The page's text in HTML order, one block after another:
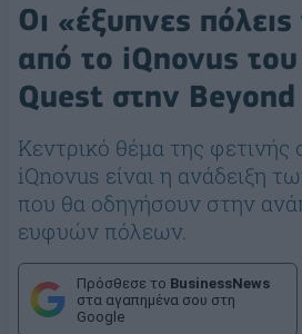
Οι «έξυπνες
από το iQnovus
Quest στην
Κεντρικό θέμα της
iQnovus είναι η ανάδειξη
που θα οδηγήσουν στην
ευφυών πόλεων.
Πρόσθεσε το BusinessNews
στα αγαπημένα σου στη
Google